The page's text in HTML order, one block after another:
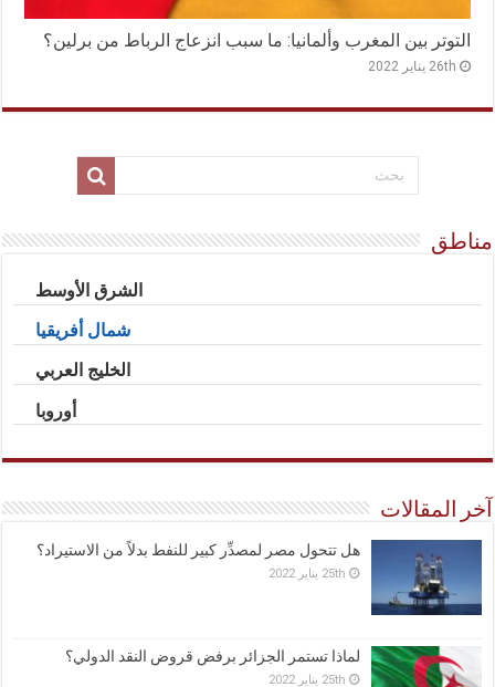
التوتر بين المغرب وألمانيا: ما سبب انزعاج الرباط من برلين؟
26th يناير 2022
مناطق
الشرق الأوسط
شمال أفريقيا
الخليج العربي
أوروبا
آخر المقالات
هل تتحول مصر لمصدِّر كبير للنفط بدلاً من الاستيراد؟
25th يناير 2022
لماذا تستمر الجزائر برفض قروض النقد الدولي؟
25th يناير 2022